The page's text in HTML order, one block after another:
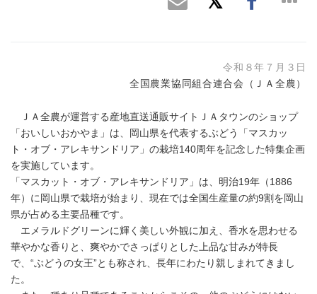
令和８年７月３日
全国農業協同組合連合会（ＪＡ全農）
ＪＡ全農が運営する産地直送通販サイトＪＡタウンのショップ
「おいしいおかやま」は、岡山県を代表するぶどう「マスカッ
ト・オブ・アレキサンドリア」の栽培140周年を記念した特集企画
を実施しています。
「マスカット・オブ・アレキサンドリア」は、明治19年（1886
年）に岡山県で栽培が始まり、現在では全国生産量の約9割を岡山
県が占める主要品種です。
エメラルドグリーンに輝く美しい外観に加え、香水を思わせる
華やかな香りと、爽やかでさっぱりとした上品な甘みが特長
で、“ぶどうの女王”とも称され、長年にわたり親しまれてきまし
た。